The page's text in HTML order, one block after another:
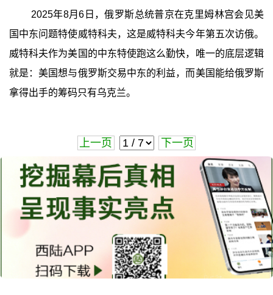
2025年8月6日，俄罗斯总统普京在克里姆林宫会见美
国中东问题特使威特科夫，这是威特科夫今年第五次访俄。
威特科夫作为美国的中东特使跑这么勤快，唯一的底层逻辑
就是：美国想与俄罗斯交易中东的利益，而美国能给俄罗斯
拿得出手的筹码只有乌克兰。
上一页 下一页